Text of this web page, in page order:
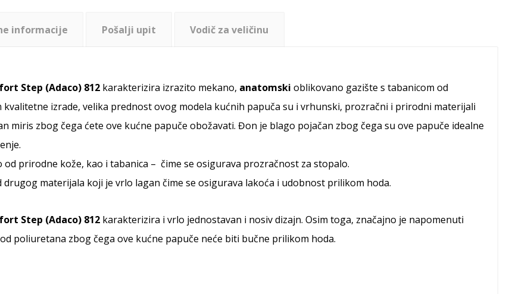
informacije Pošalji upit Vodič za veličinu
Step (Adaco) 812karakterizira izrazito mekano, anatomski oblikovano gazište s tabanicom od
kvalitetne izrade, velika prednost ovog modela kućnih papuča su i vrhunski, prozračni i prirodni materijali
miris zbog čega ćete ove kućne papuče obožavati. Đon je blago pojačan zbog čega su ove papuče idealne
od prirodne kože, kao i tabanica – čime se osigurava prozračnost za stopalo.
drugog materijala koji je vrlo lagan čime se osigurava lakoća i udobnost prilikom hoda.
Step (Adaco) 812 karakterizira i vrlo jednostavan i nosiv dizajn. Osim toga, značajno je napomenuti
poliuretana zbog čega ove kućne papuče neće biti bučne prilikom hoda.